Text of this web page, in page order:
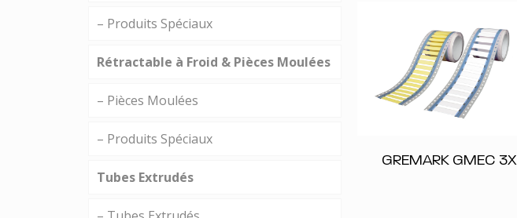
– Produits Spéciaux
Rétractable à Froid & Pièces Moulées
– Pièces Moulées
– Produits Spéciaux
Tubes Extrudés
GREMARK GMEC 3X